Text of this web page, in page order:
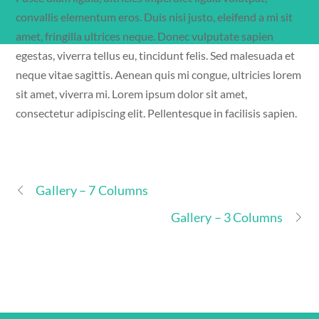
convallis elementum eros. Duis nisi justo, eleifend a mi sit
amet, fringilla ultrices neque. Donec vulputate sapien
egestas, viverra tellus eu, tincidunt felis. Sed malesuada et
neque vitae sagittis. Aenean quis mi congue, ultricies lorem
sit amet, viverra mi. Lorem ipsum dolor sit amet,
consectetur adipiscing elit. Pellentesque in facilisis sapien.
Gallery – 7 Columns
Gallery – 3 Columns